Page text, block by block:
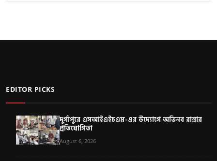
EDITOR PICKS
দুর্গাপুরে এসআইএইচএম-এর উদ্যোগে অভিনব রান্নার
প্রতিযোগিতা
August 6, 2026